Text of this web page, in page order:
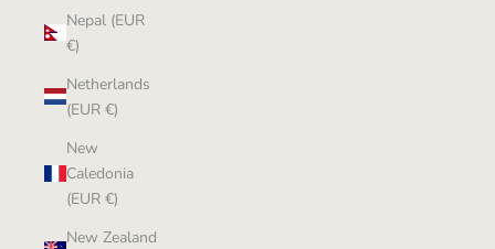
Nepal (EUR
€)
Netherlands
(EUR €)
New
Caledonia
(EUR €)
New Zealand